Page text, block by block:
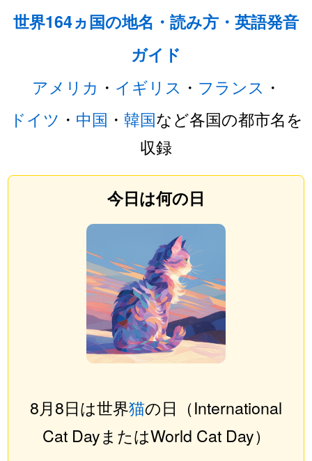
世界164ヵ国の地名・読み方・英語発音
ガイド
アメリカ ・ イギリス ・ フランス ・
ドイツ ・ 中国 ・ 韓国など各国の都市名を
収録
今日は何の日
8月8日は世界猫の日（International
Cat DayまたはWorld Cat Day）